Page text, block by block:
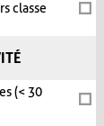
classe
(< 30